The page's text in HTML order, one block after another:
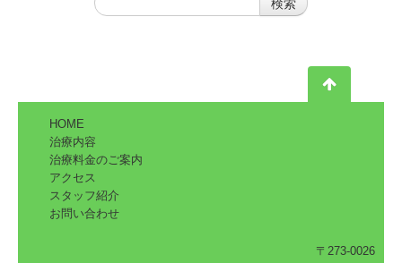
HOME
治療内容
治療料金のご案内
アクセス
スタッフ紹介
お問い合わせ
〒273-0026